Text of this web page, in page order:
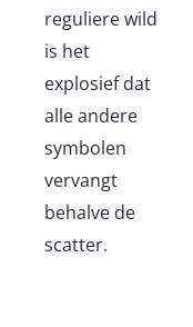
reguliere wild
is het
explosief dat
alle andere
symbolen
vervangt
behalve de
scatter.